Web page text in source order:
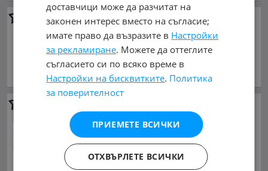
Mazda 323323F
1 450 €
2 835.95 лв.
април 2001 г., Бензинов
обл. Габрово, гр. Габрово
1 500 €
2 933.75 лв.
януари 1999 г., Бензинов
обл. Хасково, гр. Димитровград
доставчици може да разчитат на
законен интерес вместо на съгласие;
имате право да възразите в Настройки
за рекламиране. Можете да оттеглите
съгласието си по всяко време в
Настройки на бисквитките. Политика
за поверителност
ПРИЕМЕТЕ ВСИЧКИ
ОТХВЪРЛЕТЕ ВСИЧКИ